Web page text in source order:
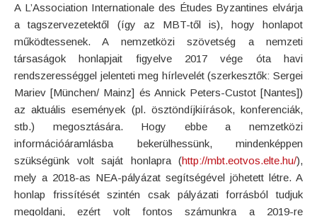
A L’Association Internationale des Études Byzantines elvárja
a tagszervezetektől (így az MBT-től is), hogy honlapot
működtessenek. A nemzetközi szövetség a nemzeti
társaságok honlapjait figyelve 2017 vége óta havi
rendszerességgel jelenteti meg hírlevelét (szerkesztők: Sergei
Mariev [München/ Mainz] és Annick Peters-Custot [Nantes])
az aktuális események (pl. ösztöndíjkiírások, konferenciák,
stb.) megosztására. Hogy ebbe a nemzetközi
információáramlásba bekerülhessünk, mindenképpen
szükségünk volt saját honlapra (http://mbt.eotvos.elte.hu/),
mely a 2018-as NEA-pályázat segítségével jöhetett létre. A
honlap frissítését szintén csak pályázati forrásból tudjuk
megoldani, ezért volt fontos számunkra a 2019-re